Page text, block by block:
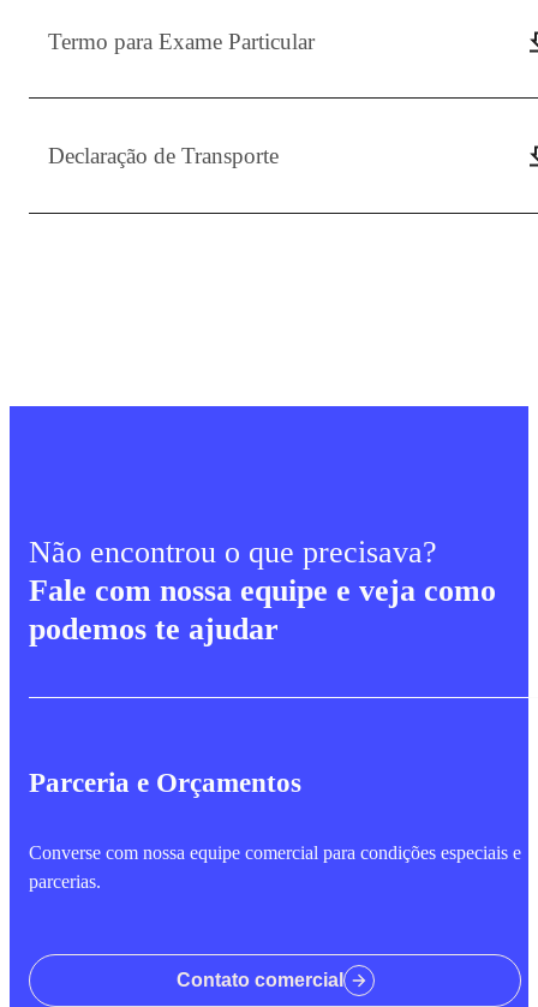
Termo para Exame Particular
Declaração de Transporte
Não encontrou o que precisava?
Fale com nossa equipe e veja como
podemos te ajudar
Parceria e Orçamentos
Converse com nossa equipe comercial para condições especiais e
parcerias.
Contato comercial